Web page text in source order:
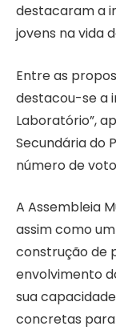
destacaram a
jovens na vida
Entre as
destacou-se a
Laboratório”,
Secundária do
número de
A Assembleia
assim como
construção de
envolvimento
sua
concretas